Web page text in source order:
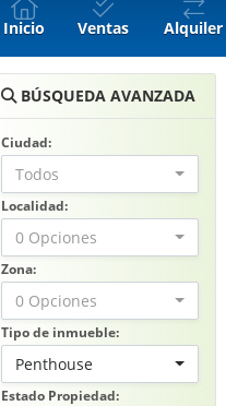
Inicio Ventas Alquiler
BÚSQUEDA AVANZADA
Ciudad:
Todos
Localidad:
0 Opciones
Zona:
0 Opciones
Tipo de inmueble:
Penthouse
Estado Propiedad: